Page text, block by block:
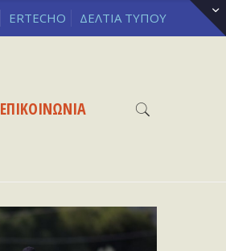
ERTECHO ΔΕΛΤΙΑ ΤΥΠΟΥ
ΕΠΙΚΟΙΝΩΝΙΑ